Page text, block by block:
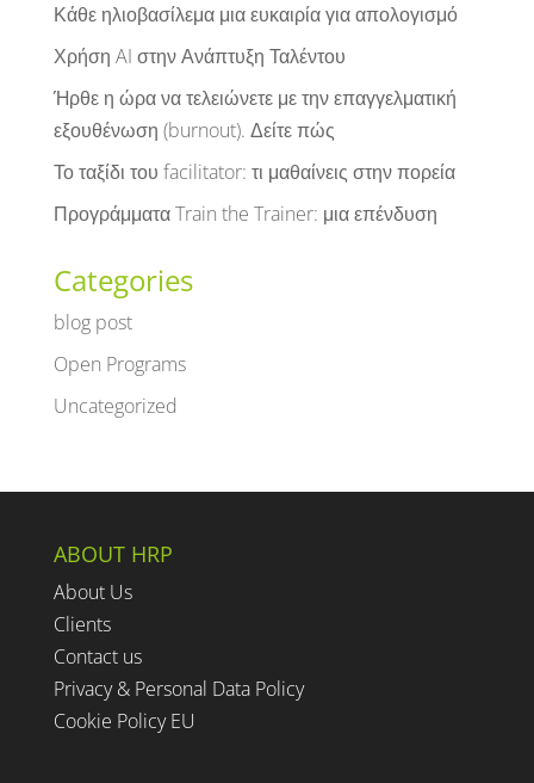
Κάθε ηλιοβασίλεμα μια ευκαιρία για απολογισμό
Χρήση AI στην Ανάπτυξη Ταλέντου
Ήρθε η ώρα να τελειώνετε με την επαγγελματική
εξουθένωση (burnout). Δείτε πώς
Το ταξίδι του facilitator: τι μαθαίνεις στην πορεία
Προγράμματα Train the Trainer: μια επένδυση
Categories
blog post
Open Programs
Uncategorized
ABOUT HRP
About Us
Clients
Contact us
Privacy & Personal Data Policy
Cookie Policy EU